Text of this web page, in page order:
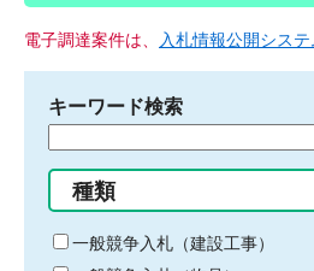
電子調達案件は、 入札情報公開システ
キーワード検索
る
キ
ー
種類
一般競争入札（建設工事）